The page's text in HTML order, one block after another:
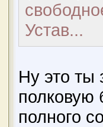
Устав...
Ну это ты
полковую
полного